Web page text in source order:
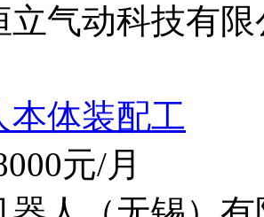
立气动科技有限
本体装配工
元/月